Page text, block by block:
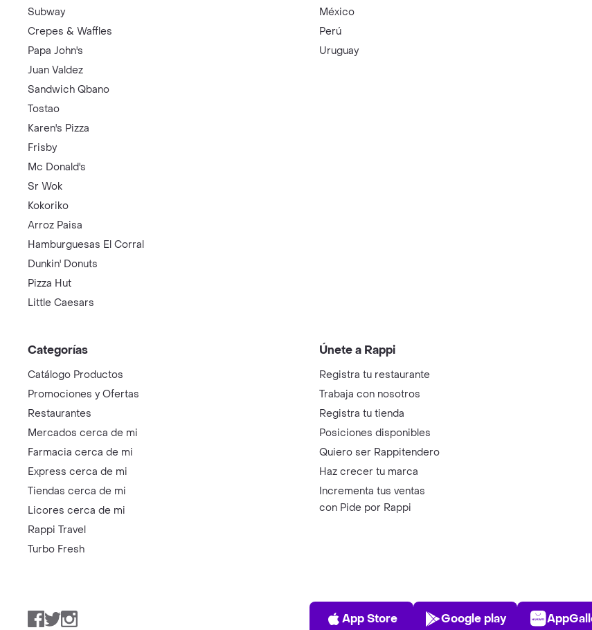
Subway
Crepes & Waffles
Papa John's
Juan Valdez
Sandwich Qbano
Tostao
Karen's Pizza
Frisby
Mc Donald's
Sr Wok
Kokoriko
Arroz Paisa
Hamburguesas El Corral
Dunkin' Donuts
Pizza Hut
Little Caesars
México
Perú
Uruguay
Categorías
Catálogo Productos
Promociones y Ofertas
Restaurantes
Mercados cerca de mi
Farmacia cerca de mi
Express cerca de mi
Tiendas cerca de mi
Licores cerca de mi
Rappi Travel
Turbo Fresh
Únete a Rappi
Registra tu restaurante
Trabaja con nosotros
Registra tu tienda
Posiciones disponibles
Quiero ser Rappitendero
Haz crecer tu marca
Incrementa tus ventas
con Pide por Rappi
Facebook
TwitterInstagram
App Store
App Store
Play Store
Google play